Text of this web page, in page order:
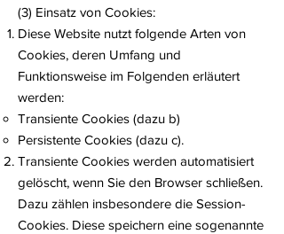
(3) Einsatz von Cookies:
Diese Website nutzt folgende Arten von
Cookies, deren Umfang und
Funktionsweise im Folgenden erläutert
werden:
Transiente Cookies (dazu b)
Persistente Cookies (dazu c).
Transiente Cookies werden automatisiert
gelöscht, wenn Sie den Browser schließen.
Dazu zählen insbesondere die Session-
Cookies. Diese speichern eine sogenannte